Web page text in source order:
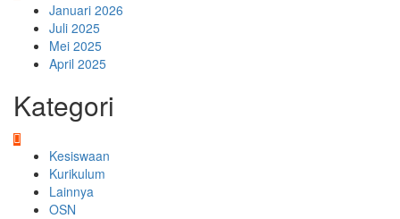
Januari 2026
Juli 2025
Mei 2025
April 2025
Kategori
Kesiswaan
Kurikulum
Lainnya
OSN